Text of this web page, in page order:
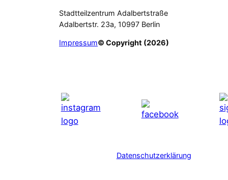
Stadtteilzentrum Adalbertstraße
Adalbertstr. 23a, 10997 Berlin
Impressum© Copyright (2026)
Datenschutzerklärung